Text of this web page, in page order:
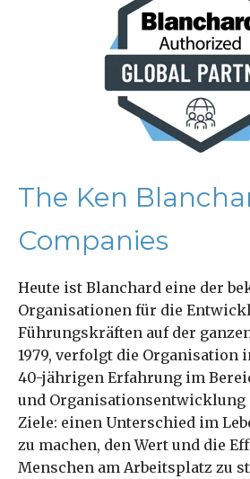
The Ken
Companies
Heute ist Blanchard eine der
Organisationen für die
Führungskräften auf der
1979, verfolgt die Organisation
40-jährigen Erfahrung im
und Organisationsentwicklung
Ziele: einen Unterschied im
zu machen, den Wert und die
Menschen am Arbeitsplatz zu